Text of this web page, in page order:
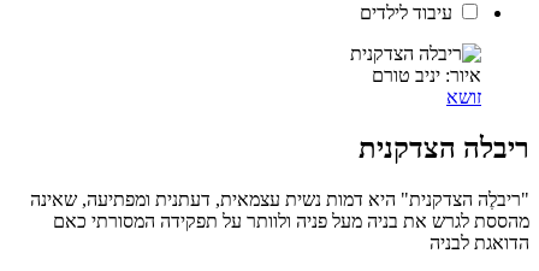
עיבוד לילדים
איור: יניב טורם
זושא
ריבלה הצדקנית
"ריבלֶה הצדקנית" היא דמות נשית עצמאית, דעתנית ומפתיעה, שאינה
מהססת לגרש את בניה מעל פניה ולוותר על תפקידה המסורתי כאם
הדואגת לבניה